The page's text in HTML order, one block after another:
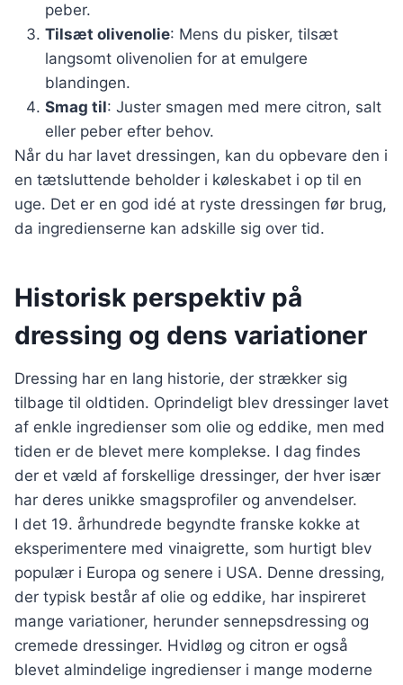
peber.
Tilsæt olivenolie: Mens du pisker, tilsæt
langsomt olivenolien for at emulgere
blandingen.
Smag til: Juster smagen med mere citron, salt
eller peber efter behov.
Når du har lavet dressingen, kan du opbevare den i
en tætsluttende beholder i køleskabet i op til en
uge. Det er en god idé at ryste dressingen før brug,
da ingredienserne kan adskille sig over tid.
Historisk perspektiv på
dressing og dens variationer
Dressing har en lang historie, der strækker sig
tilbage til oldtiden. Oprindeligt blev dressinger lavet
af enkle ingredienser som olie og eddike, men med
tiden er de blevet mere komplekse. I dag findes
der et væld af forskellige dressinger, der hver især
har deres unikke smagsprofiler og anvendelser.
I det 19. århundrede begyndte franske kokke at
eksperimentere med vinaigrette, som hurtigt blev
populær i Europa og senere i USA. Denne dressing,
der typisk består af olie og eddike, har inspireret
mange variationer, herunder sennepsdressing og
cremede dressinger. Hvidløg og citron er også
blevet almindelige ingredienser i mange moderne